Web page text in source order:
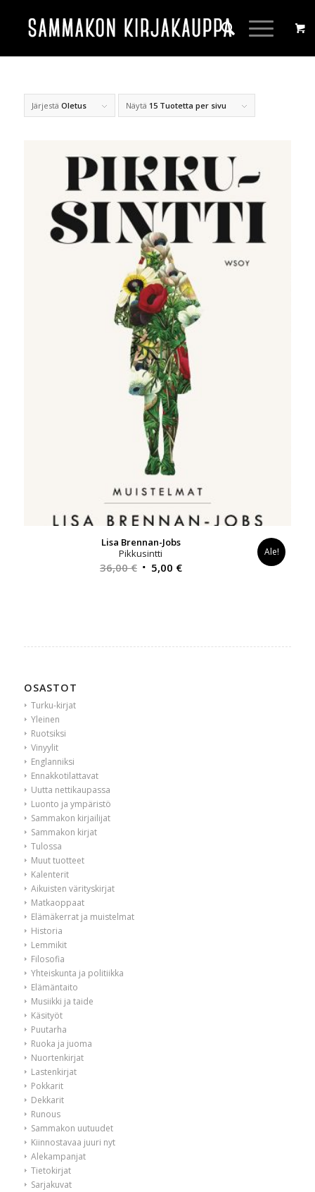
Järjestä Oletus Näytä 15 Tuotetta per sivu
Lisa Brennan-Jobs
Pikkusintti
36,00€ Alkuperäinen
5,00 €Nykyinen
Ale!
OSASTOT
Turku-kirjat
Yleinen
Ruotsiksi
Vinyylit
Englanniksi
Ennakkotilattavat
Uutta nettikaupassa
Luonto ja ympäristö
Sammakon kirjailijat
Sammakon kirjat
Tulossa
Muut tuotteet
Kalenterit
Aikuisten värityskirjat
Matkaoppaat
Elämäkerrat ja muistelmat
Historia
Lemmikit
Filosofia
Yhteiskunta ja politiikka
Elämäntaito
Musiikki ja taide
Käsityöt
Puutarha
Ruoka ja juoma
Nuortenkirjat
Lastenkirjat
Pokkarit
Dekkarit
Runous
Sammakon uutuudet
Kiinnostavaa juuri nyt
Alekampanjat
Tietokirjat
Sarjakuvat